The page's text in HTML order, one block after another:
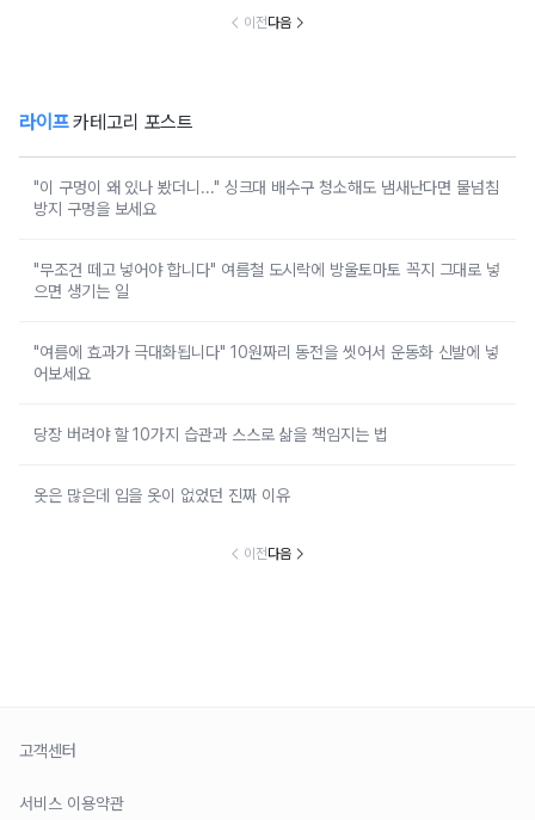
이전다음
라이프카테고리 포스트
"이 구멍이 왜 있나 봤더니..." 싱크대 배수구 청소해도 냄새난다면 물넘침
방지 구멍을 보세요
"무조건 떼고 넣어야 합니다" 여름철 도시락에 방울토마토 꼭지 그대로 넣
으면 생기는 일
"여름에 효과가 극대화됩니다" 10원짜리 동전을 씻어서 운동화 신발에 넣
어보세요
당장 버려야 할 10가지 습관과 스스로 삶을 책임지는 법
옷은 많은데 입을 옷이 없었던 진짜 이유
이전다음
고객센터
서비스 이용약관